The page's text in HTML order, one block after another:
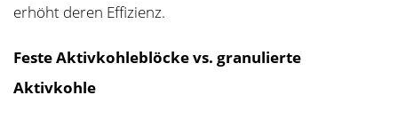
erhöht deren Effizienz.
Feste Aktivkohleblöcke vs. granulierte
Aktivkohle